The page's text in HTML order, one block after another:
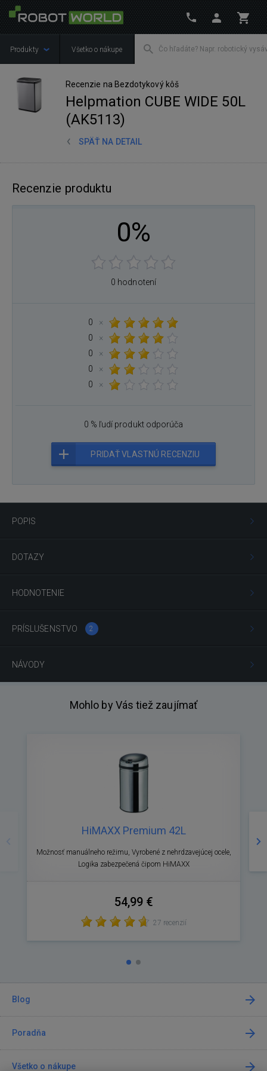
Produkty Všetko o nákupe
Recenzie na Bezdotykový kôš
Helpmation CUBE WIDE 50L
(AK5113)
SPÄŤ NA DETAIL
POPIS
DOTAZY
HODNOTENIE
PRÍSLUŠENSTVO 2
NÁVODY
Recenzie produktu
0%
0 hodnotení
0
×
0
×
0
×
0
×
0
×
0 % ľudí produkt odporúča
PRIDAŤ VLASTNÚ RECENZIU
Mohlo by Vás tiež zaujímať
HiMAXX Premium 42L
Možnosť manuálneho režimu, Vyrobené z nehrdzavejúcej ocele,
Logika zabezpečená čipom HiMAXX
54,99 €
27 recenzií
Blog
Poradňa
Všetko o nákupe